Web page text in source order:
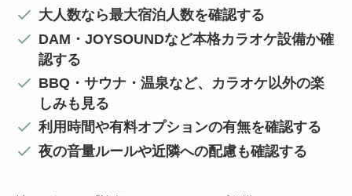
大人数なら最大宿泊人数を確認する
DAM・JOYSOUNDなど本格カラオケ設備か確
認する
BBQ・サウナ・温泉など、カラオケ以外の楽
しみも見る
利用時間や有料オプションの有無を確認する
夜の音量ルールや近隣への配慮も確認する